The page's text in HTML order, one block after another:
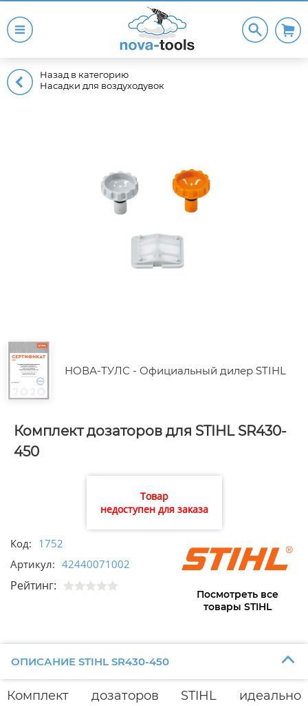
Назад в категорию
Насадки для воздуходувок
НОВА-ТУЛС - Официальный дилер STIHL
Комплект дозаторов для STIHL SR430-
450
Товар
недоступен для заказа
Код: 1752
Артикул: 42440071002
Рейтинг:
Посмотреть все
товары STIHL
ОПИСАНИЕ STIHL SR430-450
Комплект дозаторов STIHL идеально